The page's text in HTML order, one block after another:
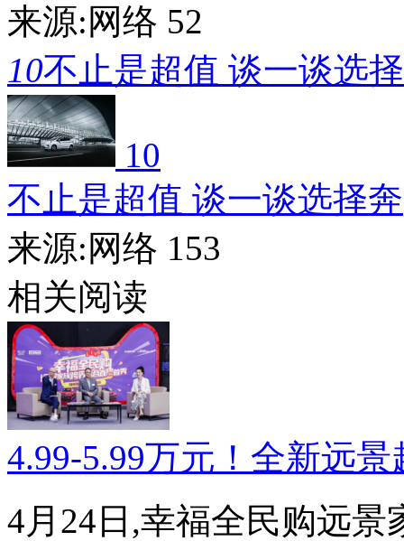
来源:网络 52
10不止是超值 谈一谈选
10
不止是超值 谈一谈选择奔
来源:网络 153
相关阅读
4.99-5.99万元！全新远景
4月24日,幸福全民购远